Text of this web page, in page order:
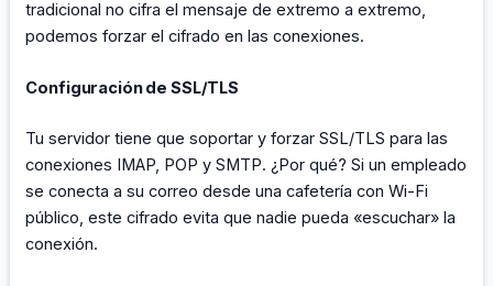
tradicional no cifra el mensaje de extremo a extremo,
podemos forzar el cifrado en las conexiones.
Configuración de SSL/TLS
Tu servidor tiene que soportar y forzar SSL/TLS para las
conexiones IMAP, POP y SMTP. ¿Por qué? Si un empleado
se conecta a su correo desde una cafetería con Wi-Fi
público, este cifrado evita que nadie pueda «escuchar» la
conexión.